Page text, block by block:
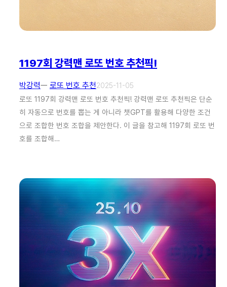
1197회 강력맨 로또 번호 추천픽!
박강력ㅡ 로또 번호 추천2025-11-05
로또 1197회 강력맨 로또 번호 추천픽! 강력맨 로또 추천픽은 단순
히 자동으로 번호를 뽑는 게 아니라 챗GPT를 활용해 다양한 조건
으로 조합한 번호 조합을 제안한다. 이 글을 참고해 1197회 로또 번
호를 조합해…